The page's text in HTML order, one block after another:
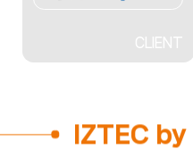
CLIENT
IZTEC